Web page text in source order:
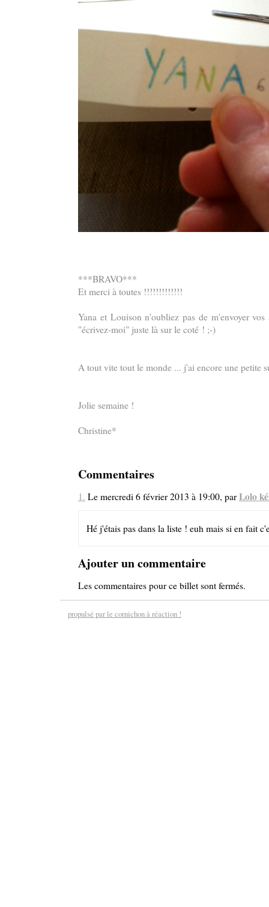
***BRAVO***
Et merci à toutes !!!!!!!!!!!!!
Yana et Louison n'oubliez pas de m'envoyer
"écrivez-moi" juste là sur le coté ! ;-)
A tout vite tout le monde ... j'ai encore une petite
Jolie semaine !
Christine*
Commentaires
1. Le mercredi 6 février 2013 à 19:00, parLolo
Hé j'étais pas dans la liste ! euh mais si en fait
Ajouter un commentaire
Les commentaires pour ce billet sont fermés.
propulsé par le cornichon à réaction !